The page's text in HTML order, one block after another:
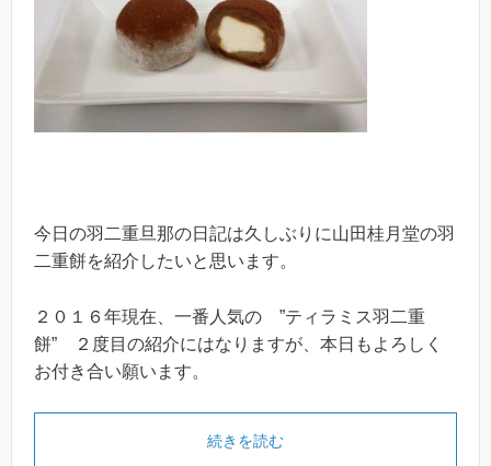
今日の羽二重旦那の日記は久しぶりに山田桂月堂の羽
二重餅を紹介したいと思います。
２０１６年現在、一番人気の ”ティラミス羽二重
餅” ２度目の紹介にはなりますが、本日もよろしく
お付き合い願います。
続きを読む